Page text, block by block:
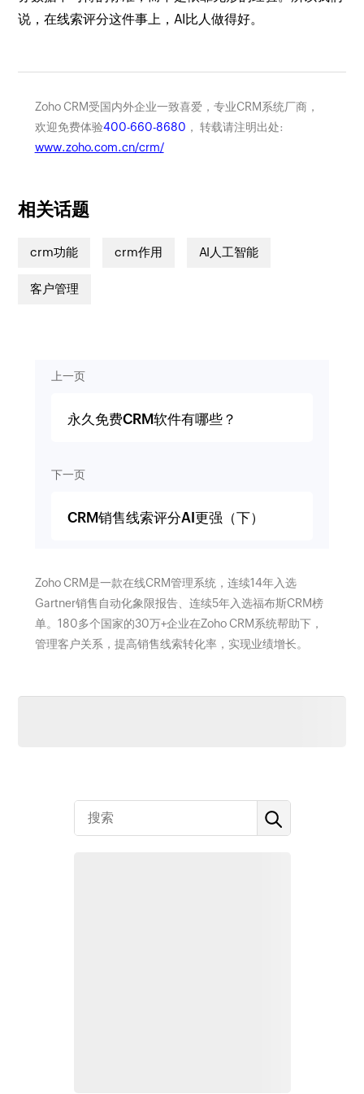
说，在线索评分这件事上，AI比人做得好。
Zoho CRM受国内外企业一致喜爱，专业CRM系统厂商，
欢迎免费体验400-660-8680 ， 转载请注明出处:
www.zoho.com.cn/crm/
相关话题
crm功能 crm作用 AI人工智能
客户管理
上一页
永久免费CRM软件有哪些？
下一页
CRM销售线索评分AI更强（下）
Zoho CRM是一款在线CRM管理系统，连续14年入选
Gartner销售自动化象限报告、连续5年入选福布斯CRM榜
单。180多个国家的30万+企业在Zoho CRM系统帮助下，
管理客户关系，提高销售线索转化率，实现业绩增长。